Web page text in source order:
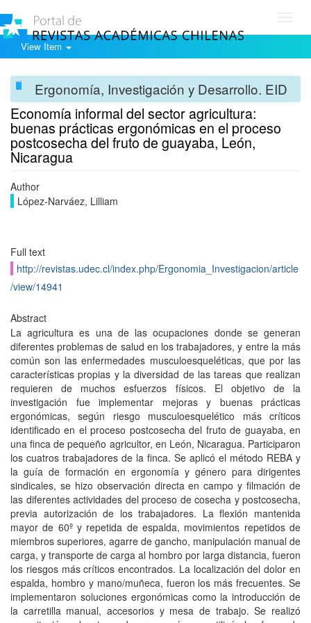
View Item
Ergonomía, Investigación y Desarrollo. EID
Economía informal del sector agricultura:
buenas prácticas ergonómicas en el proceso
postcosecha del fruto de guayaba, León,
Nicaragua
Author
López-Narváez, Lilliam
Full text
http://revistas.udec.cl/index.php/Ergonomia_Investigacion/article
/view/14941
Abstract
La agricultura es una de las ocupaciones donde se generan
diferentes problemas de salud en los trabajadores, y entre la más
común son las enfermedades musculoesqueléticas, que por las
características propias y la diversidad de las tareas que realizan
requieren de muchos esfuerzos físicos. El objetivo de la
investigación fue implementar mejoras y buenas prácticas
ergonómicas, según riesgo musculoesquelético más críticos
identificado en el proceso postcosecha del fruto de guayaba, en
una finca de pequeño agricultor, en León, Nicaragua. Participaron
los cuatros trabajadores de la finca. Se aplicó el método REBA y
la guía de formación en ergonomía y género para dirigentes
sindicales, se hizo observación directa en campo y filmación de
las diferentes actividades del proceso de cosecha y postcosecha,
previa autorización de los trabajadores. La flexión mantenida
mayor de 60º y repetida de espalda, movimientos repetidos de
miembros superiores, agarre de gancho, manipulación manual de
carga, y transporte de carga al hombro por larga distancia, fueron
los riesgos más críticos encontrados. La localización del dolor en
espalda, hombro y mano/muñeca, fueron los más frecuentes. Se
implementaron soluciones ergonómicas como la introducción de
la carretilla manual, accesorios y mesa de trabajo. Se realizó